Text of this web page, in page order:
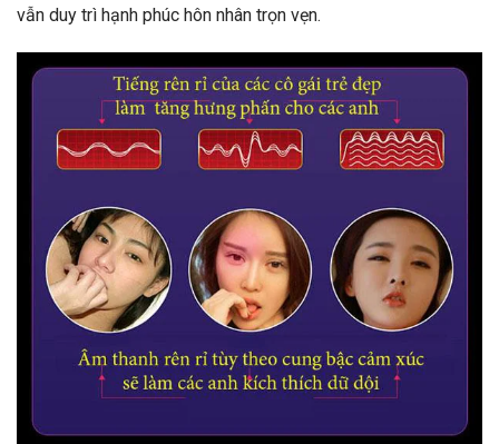
vẫn duy trì hạnh phúc hôn nhân trọn vẹn.